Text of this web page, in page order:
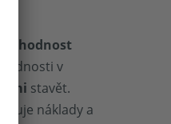
v
stavět.
náklady a